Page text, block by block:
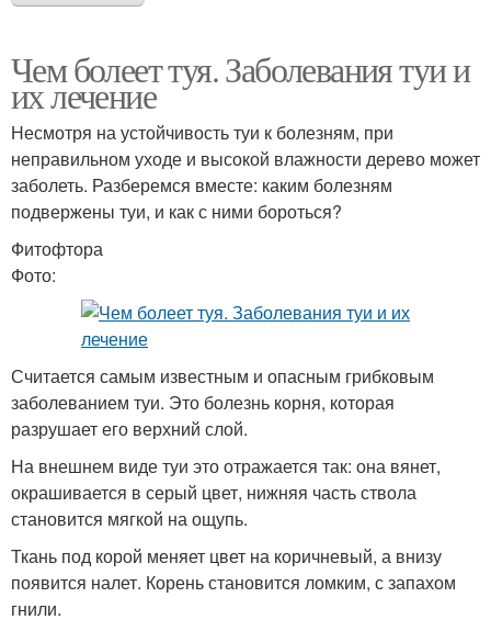
Чем болеет туя. Заболевания туи и
их лечение
Несмотря на устойчивость туи к болезням, при
неправильном уходе и высокой влажности дерево может
заболеть. Разберемся вместе: каким болезням
подвержены туи, и как с ними бороться?
Фитофтора
Фото:
Считается самым известным и опасным грибковым
заболеванием туи. Это болезнь корня, которая
разрушает его верхний слой.
На внешнем виде туи это отражается так: она вянет,
окрашивается в серый цвет, нижняя часть ствола
становится мягкой на ощупь.
Ткань под корой меняет цвет на коричневый, а внизу
появится налет. Корень становится ломким, с запахом
гнили.